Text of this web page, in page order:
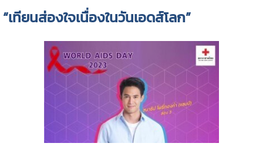
“เทียนส่องใจเนื่องในวันเอดส์โลก”